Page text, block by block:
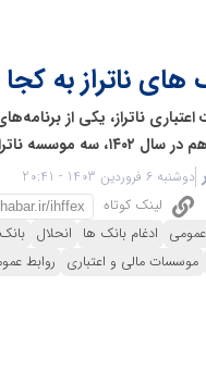
های ناتراز به
ناتراز، یکی از
منحل شدند.
دوشنبه 6 فروردین 1403 - 20:41
لینک کوتاه
ادغام بانک ها انحلال
موسسات مالی و اعتباری روابط